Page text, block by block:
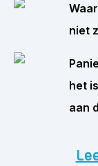
niet
het
aan